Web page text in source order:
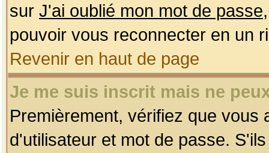
sur J'ai oublié mon mot de passe
pouvoir vous reconnecter en un
Revenir en haut de page
Je me suis inscrit mais ne
Premièrement, vérifiez que
d'utilisateur et mot de passe.